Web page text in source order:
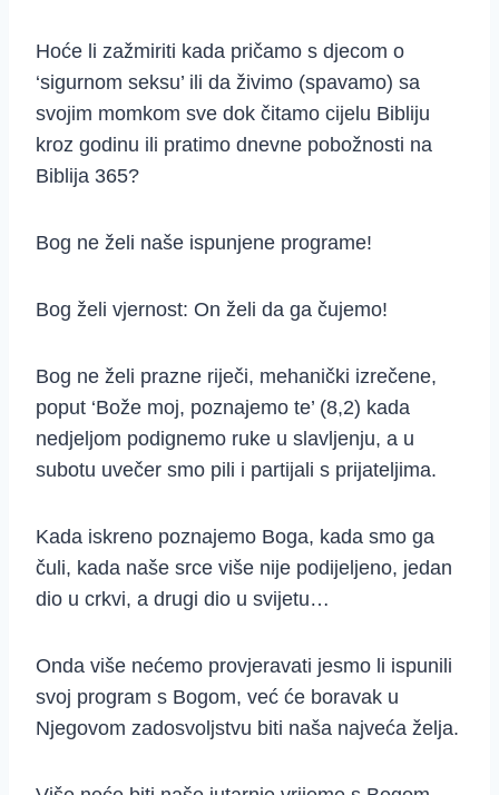
Hoće li zažmiriti kada pričamo s djecom o
‘sigurnom seksu’ ili da živimo (spavamo) sa
svojim momkom sve dok čitamo cijelu Bibliju
kroz godinu ili pratimo dnevne pobožnosti na
Biblija 365?
Bog ne želi naše ispunjene programe!
Bog želi vjernost: On želi da ga čujemo!
Bog ne želi prazne riječi, mehanički izrečene,
poput ‘Bože moj, poznajemo te’ (8,2) kada
nedjeljom podignemo ruke u slavljenju, a u
subotu uvečer smo pili i partijali s prijateljima.
Kada iskreno poznajemo Boga, kada smo ga
čuli, kada naše srce više nije podijeljeno, jedan
dio u crkvi, a drugi dio u svijetu…
Onda više nećemo provjeravati jesmo li ispunili
svoj program s Bogom, već će boravak u
Njegovom zadosvoljstvu biti naša najveća želja.